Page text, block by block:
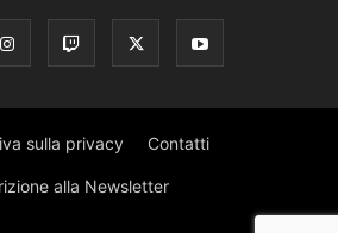
sulla privacy Contatti
alla Newsletter